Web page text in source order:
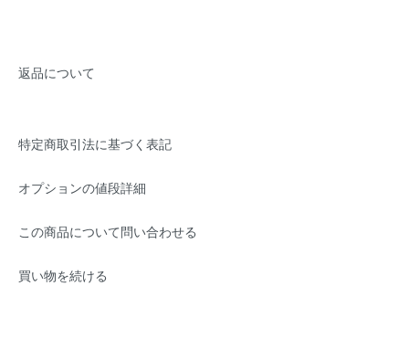
返品について
特定商取引法に基づく表記
オプションの値段詳細
この商品について問い合わせる
買い物を続ける